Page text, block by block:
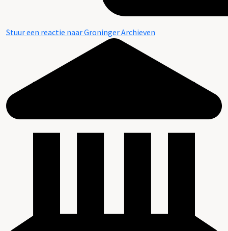
Stuur een reactie naar Groninger Archieven